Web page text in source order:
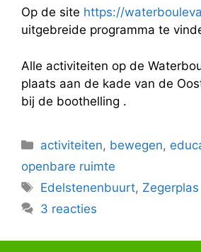
Op de site https://
uitgebreide programma te
Alle activiteiten op de
plaats aan de kade van de
bij de boothelling .
Categorieën
activiteiten, bewegen,
openbare ruimte
Tags
Edelstenenbuurt, Zegerplas
3 reacties